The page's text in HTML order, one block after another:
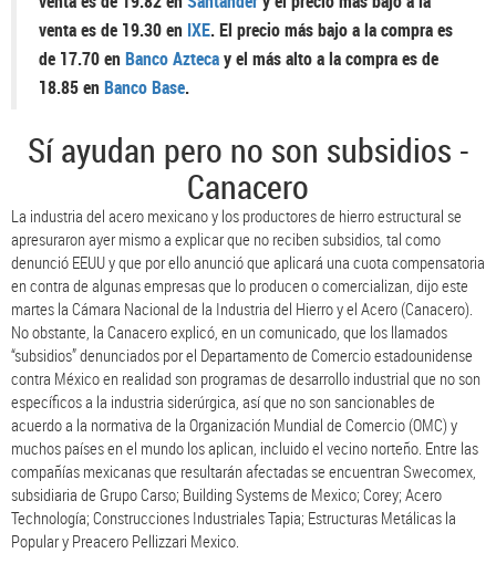
venta es de 19.30 en IXE. El precio más bajo a la compra es
de 17.70 en Banco Aztecay el más alto a la compra es de
18.85 en Banco Base.
Sí ayudan pero no son subsidios -
Canacero
La industria del acero mexicano y los productores de hierro estructural se
apresuraron ayer mismo a explicar que no reciben subsidios, tal como
denunció EEUU y que por ello anunció que aplicará una cuota compensatoria
en contra de algunas empresas que lo producen o comercializan, dijo este
martes la Cámara Nacional de la Industria del Hierro y el Acero (Canacero).
No obstante, la Canacero explicó, en un comunicado, que los llamados
“subsidios” denunciados por el Departamento de Comercio estadounidense
contra México en realidad son programas de desarrollo industrial que no son
específicos a la industria siderúrgica, así que no son sancionables de
acuerdo a la normativa de la Organización Mundial de Comercio (OMC) y
muchos países en el mundo los aplican, incluido el vecino norteño. Entre las
compañías mexicanas que resultarán afectadas se encuentran Swecomex,
subsidiaria de Grupo Carso; Building Systems de Mexico; Corey; Acero
Technología; Construcciones Industriales Tapia; Estructuras Metálicas la
Popular y Preacero Pellizzari Mexico.